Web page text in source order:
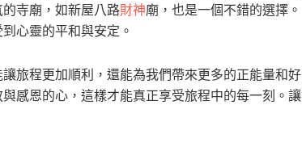
寺廟，如新屋八路財神廟，也是一個不錯的選擇。
心靈的平和與安定。
旅程更加順利，還能為我們帶來更多的正能量和好
感恩的心，這樣才能真正享受旅程中的每一刻。讓